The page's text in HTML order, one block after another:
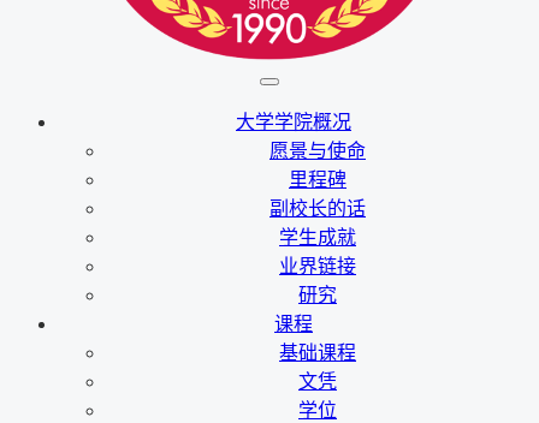
大学学院概况
愿景与使命
里程碑
副校长的话
学生成就
业界链接
研究
课程
基础课程
文凭
学位